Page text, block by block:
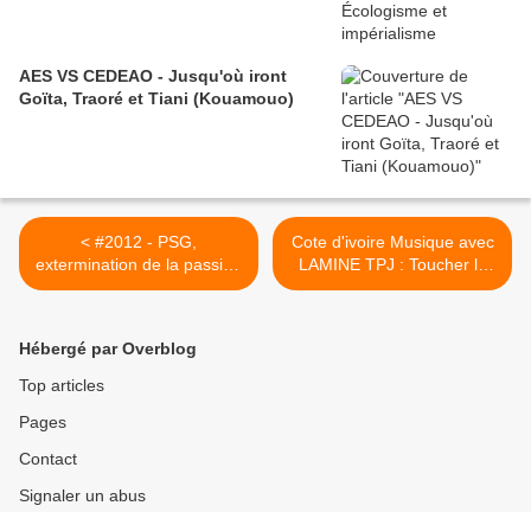
AES VS CEDEAO - Jusqu'où iront
Goïta, Traoré et Tiani (Kouamouo)
< #2012 - PSG,
extermination de la passion
- Jérôme Reijasse -
Cote d'ivoire Musique avec
LAMINE TPJ : Toucher le
sol... >
Hébergé par Overblog
Top articles
Pages
Contact
Signaler un abus